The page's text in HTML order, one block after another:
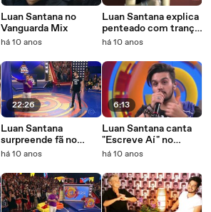
Luan Santana no
Vanguarda Mix
há 10 anos
22:26
Luan Santana
surpreende fã no
'Caldeirão do Huck'
há 10 anos
Luan Santana explica
penteado com trança
em show: 'Estilo
há 10 anos
6:13
Luan Santana canta
"Escreve Aí" no
Caldeirão do Huck
há 10 anos